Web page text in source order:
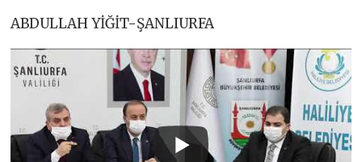
ABDULLAH YİĞİT-ŞANLIURFA